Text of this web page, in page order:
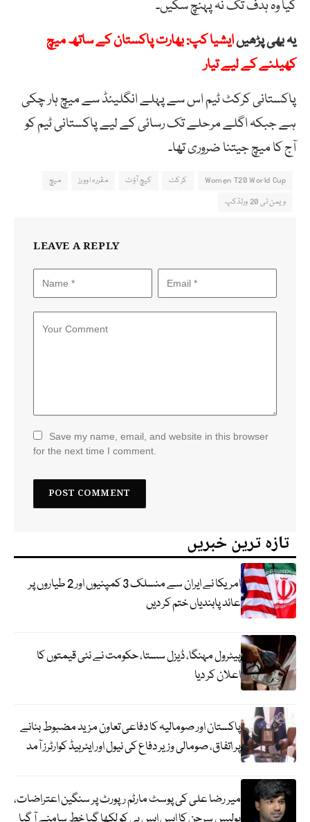
کیا وہ ہدف تک نہ پہنچ سکیں۔
یہ بھی پڑھیںایشیا کپ: بھارت پاکستان کے ساتھ میچ
کھیلنے کے لیے تیار
پاکستانی کرکٹ ٹیم اس سے پہلے انگلینڈ سے میچ ہار چکی
ہے جبکہ اگلے مرحلے تک رسائی کے لیے پاکستانی ٹیم کو
آج کا میچ جیتنا ضروری تھا۔
Women T20 World Cup کرکٹ کیچ آؤٹ مقررہ اوورز
میچ
ویمن ٹی 20 ورلڈکپ
LEAVE A REPLY
Save my name, email, and website in this browser
for the next time I comment.
تازہ ترین خبریں
امریکا نے ایران سے منسلک 3 کمپنیوں اور 2 طیاروں پر
عائد پابندیاں ختم کر دیں
پیٹرول مہنگا، ڈیزل سستا، حکومت نے نئی قیمتوں کا
اعلان کر دیا
پاکستان اور صومالیہ کا دفاعی تعاون مزید مضبوط بنانے
پر اتفاق، صومالی وزیر دفاع کی نیول اور ایئرہیڈ کوارٹرز آمد
میر رضا علی کی پوسٹ مارٹم رپورٹ پر سنگین اعتراضات،